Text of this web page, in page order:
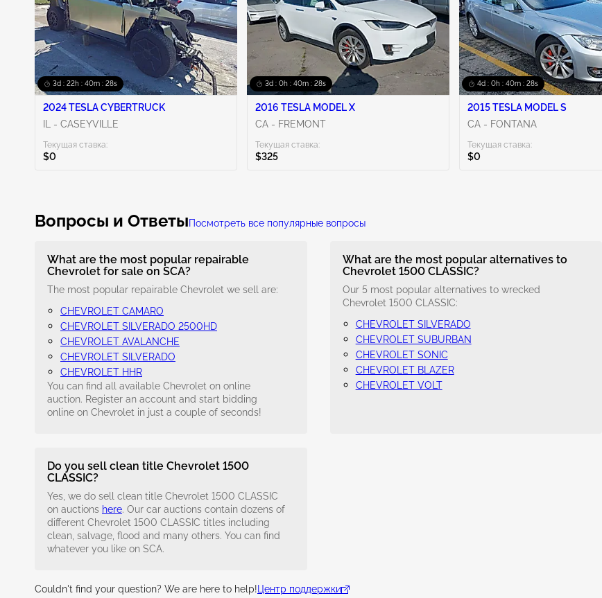
3d : 22h : 40m : 27s
2024 TESLA CYBERTRUCK
IL - CASEYVILLE
Текущая ставка:
$0
3d : 0h : 40m : 27s
2016 TESLA MODEL X
CA - FREMONT
Текущая ставка:
$325
4d : 0h : 40m : 27s
2015 TESLA MODEL S
CA - FONTANA
Текущая ставка:
$0
Вопросы и ОтветыПосмотреть все популярные вопросы
What are the most popular repairable
Chevrolet for sale on SCA?
The most popular repairable Chevrolet we sell are:
CHEVROLET CAMARO
CHEVROLET SILVERADO 2500HD
CHEVROLET AVALANCHE
CHEVROLET SILVERADO
CHEVROLET HHR
You can find all available Chevrolet on online
auction. Register an account and start bidding
online on Chevrolet in just a couple of seconds!
What are the most popular alternatives to
Chevrolet 1500 CLASSIC?
Our 5 most popular alternatives to wrecked
Chevrolet 1500 CLASSIC:
CHEVROLET SILVERADO
CHEVROLET SUBURBAN
CHEVROLET SONIC
CHEVROLET BLAZER
CHEVROLET VOLT
Do you sell clean title Chevrolet 1500
CLASSIC?
Yes, we do sell clean title Chevrolet 1500 CLASSIC
on auctions here. Our car auctions contain dozens of
different Chevrolet 1500 CLASSIC titles including
clean, salvage, flood and many others. You can find
whatever you like on SCA.
Couldn't find your question? We are here to help! Центр поддержки